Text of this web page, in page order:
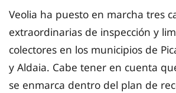
Veolia ha puesto en marcha tres
extraordinarias de inspección y
colectores en los municipios de
y Aldaia. Cabe tener en cuenta
se enmarca dentro del plan de